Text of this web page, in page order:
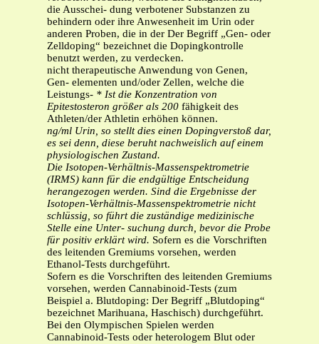
die Ausschei- dung verbotener Substanzen zu
behindern oder ihre Anwesenheit im Urin oder
anderen Proben, die in der Der Begriff „Gen- oder
Zelldoping“ bezeichnet die Dopingkontrolle
benutzt werden, zu verdecken.
nicht therapeutische Anwendung von Genen,
Gen- elementen und/oder Zellen, welche die
Leistungs- * Ist die Konzentration von
Epitestosteron größer als 200 fähigkeit des
Athleten/der Athletin erhöhen können.
ng/ml Urin, so stellt dies einen Dopingverstoß dar,
es sei denn, diese beruht nachweislich auf einem
physiologischen Zustand.
Die Isotopen-Verhältnis-Massenspektrometrie
(IRMS) kann für die endgültige Entscheidung
herangezogen werden. Sind die Ergebnisse der
Isotopen-Verhältnis-Massenspektrometrie nicht
schlüssig, so führt die zuständige medizinische
Stelle eine Unter- suchung durch, bevor die Probe
für positiv erklärt wird. Sofern es die Vorschriften
des leitenden Gremiums vorsehen, werden
Ethanol-Tests durchgeführt.
Sofern es die Vorschriften des leitenden Gremiums
vorsehen, werden Cannabinoid-Tests (zum
Beispiel a. Blutdoping: Der Begriff „Blutdoping“
bezeichnet Marihuana, Haschisch) durchgeführt.
Bei den Olympischen Spielen werden
Cannabinoid-Tests oder heterologem Blut oder